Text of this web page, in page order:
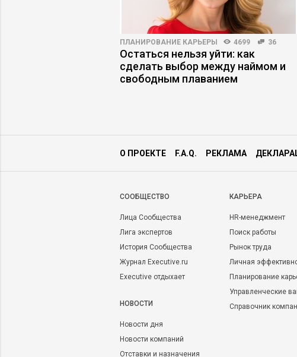
ПЛАНИРОВАНИЕ КАРЬЕРЫ 4699 36
Остаться нельзя уйти: как
сделать выбор между наймом и
свободным плаванием
О ПРОЕКТЕ F.A.Q. РЕКЛАМА
CООБЩЕСТВО
Лица Сообщества
Лига экспертов
История Сообщества
Журнал Executive.ru
Executive отдыхает
НОВОСТИ
Новости дня
Новости компаний
Отставки и назначения
КАРЬЕРА
HR-менеджмент
Поиск работы
Рынок труда
Личная
Планирование
Управленческие
Справочник